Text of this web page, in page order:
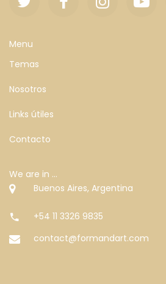
Menu
Temas
Nosotros
Links útiles
Contacto
We are in ...
Buenos Aires, Argentina
+54 11 3326 9835
contact@formandart.com